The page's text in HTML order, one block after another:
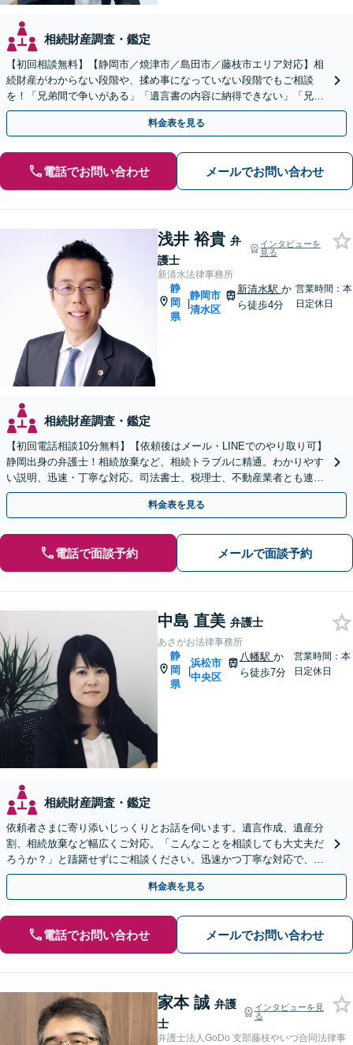
相続財産調査・鑑定
【初回相談無料】【静岡市／焼津市／島田市／藤枝市エリア対応】相
続財産がわからない段階や、揉め事になっていない段階でもご相談
を！「兄弟間で争いがある」「遺言書の内容に納得できない」「兄弟
による使い込みがあるのではないか」など幅広いお悩みに対応
料金表を見る
電話でお問い合わせ メールでお問い合わせ
浅井 裕貴 弁
護士
インタビューを
見る
新清水法律事務所
静
岡
県
|
静岡市
清水区
新清水駅か
ら徒歩4分
営業時間：本
日定休日
相続財産調査・鑑定
【初回電話相談10分無料】【依頼後はメール・LINEでのやり取り可】
静岡出身の弁護士！相続放棄など、相続トラブルに精通。わかりやす
い説明、迅速・丁寧な対応。司法書士、税理士、不動産業者とも連携
し、遺産相続をトータルサポート【完全個室相談】
料金表を見る
電話で面談予約 メールで面談予約
中島 直美 弁護士
あさがお法律事務所
静
岡
県
|
浜松市
中央区
八幡駅 か
ら徒歩7分
営業時間：本
日定休日
相続財産調査・鑑定
依頼者さまに寄り添いじっくりとお話を伺います。遺言作成、遺産分
割、相続放棄など幅広くご対応。「こんなことを相談しても大丈夫だ
ろうか？」と躊躇せずにご相談ください。迅速かつ丁寧な対応で、今
後の親族関係も考慮しながら進めます。
料金表を見る
電話でお問い合わせ メールでお問い合わせ
家本 誠 弁護
士
インタビューを見
る
弁護士法人GoDo 支部藤枝やいづ合同法律事